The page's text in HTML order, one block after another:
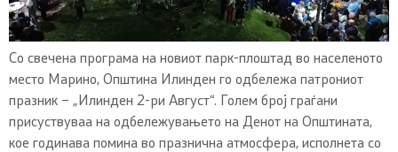
Со свечена програма на новиот парк-плоштад во населеното
место Марино, Општина Илинден го одбележа патрониот
празник – „Илинден 2-ри Август“. Голем број граѓани
присуствуваа на одбележувањето на Денот на Општината,
кое годинава помина во празнична атмосфера, исполнета со